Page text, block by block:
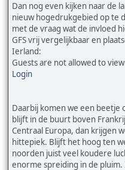
Dan nog even kijken naar de
nieuw hogedrukgebied op te
met de vraag wat de invloed
GFS vrij vergelijkbaar en
Ierland:
Guests are not allowed to
Login
Daarbij komen we een beetje
blijft in de buurt boven
Centraal Europa, dan krijgen
hittepiek. Blijft het hoog ten
noorden juist veel koudere
enorme spreiding in de